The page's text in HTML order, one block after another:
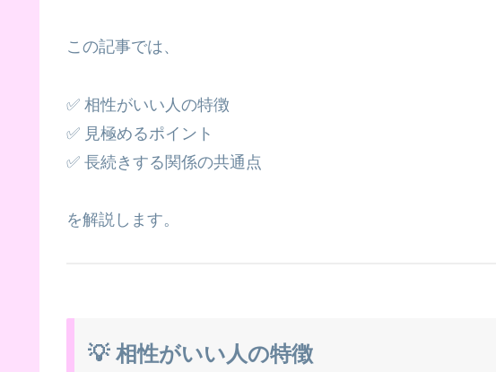
この記事では、
✅ 相性がいい人の特徴
✅ 見極めるポイント
✅ 長続きする関係の共通点
を解説します。
💡 相性がいい人の特徴